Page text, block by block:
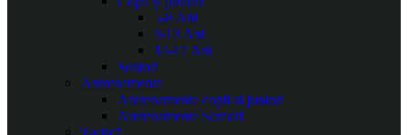
5-8 Ani
9-13 Ani
14-17 Ani
Seniori
Antrenamente
Antrenamente copii și juniori
Antrenamente Seniori
Tactică